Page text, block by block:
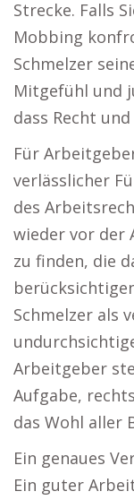
Strecke. Falls
Mobbing
Schmelzer
Mitgefühl und
dass Recht
Für
verlässlicher
des
wieder vor der
zu finden, die
Schmelzer als
Arbeitgeber
Aufgabe,
das Wohl aller
Ein genaues
Ein guter